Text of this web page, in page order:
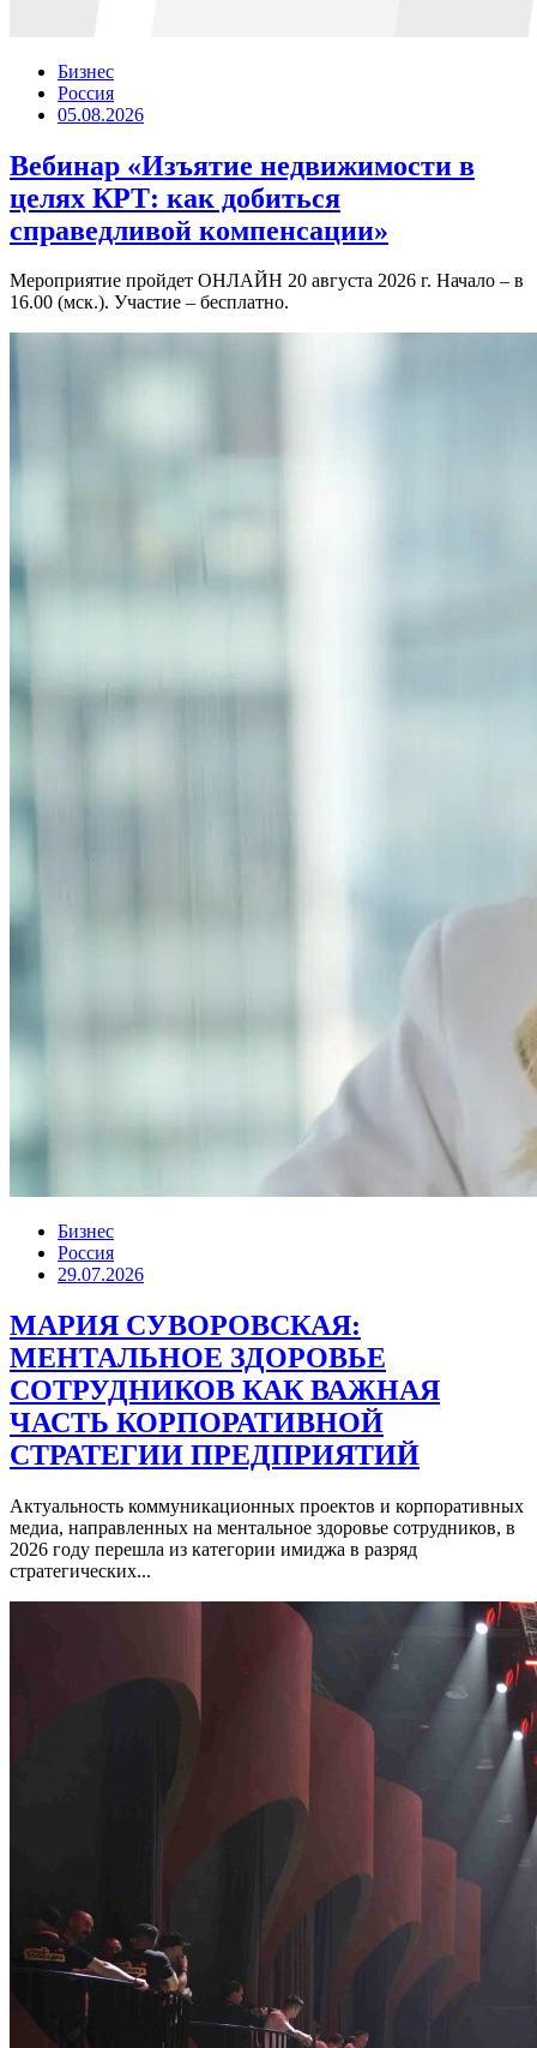
Бизнес
Россия
05.08.2026
Вебинар «Изъятие недвижимости в
целях КРТ: как добиться
справедливой компенсации»
Мероприятие пройдет ОНЛАЙН 20 августа 2026 г. Начало – в
16.00 (мск.). Участие – бесплатно.
Бизнес
Россия
29.07.2026
МАРИЯ СУВОРОВСКАЯ:
МЕНТАЛЬНОЕ ЗДОРОВЬЕ
СОТРУДНИКОВ КАК ВАЖНАЯ
ЧАСТЬ КОРПОРАТИВНОЙ
СТРАТЕГИИ ПРЕДПРИЯТИЙ
Актуальность коммуникационных проектов и корпоративных
медиа, направленных на ментальное здоровье сотрудников, в
2026 году перешла из категории имиджа в разряд
стратегических...